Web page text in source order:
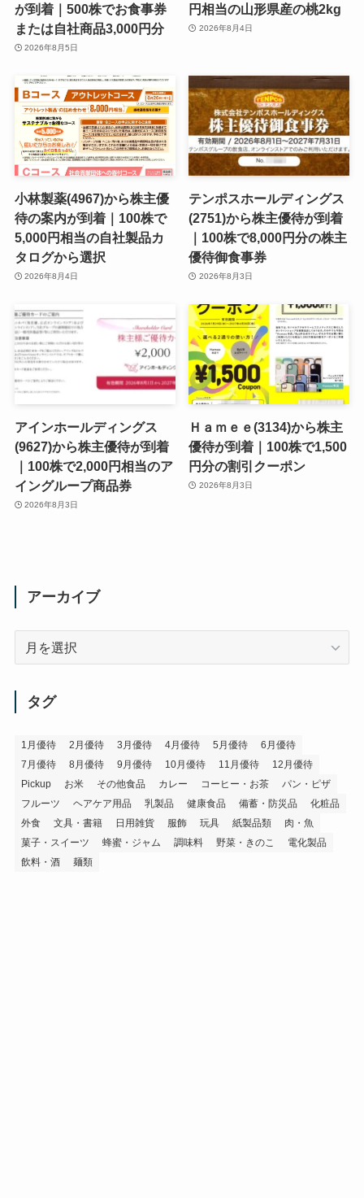
が到着｜500株でお食事券
または自社商品3,000円分
2026年8月5日
円相当の山形県産の桃2kg
2026年8月4日
小林製薬(4967)から株主優
待の案内が到着｜100株で
5,000円相当の自社製品カ
タログから選択
2026年8月4日
テンポスホールディングス
(2751)から株主優待が到着
｜100株で8,000円分の株主
優待御食事券
2026年8月3日
アインホールディングス
(9627)から株主優待が到着
｜100株で2,000円相当のア
イングループ商品券
2026年8月3日
Ｈａｍｅｅ(3134)から株主
優待が到着｜100株で1,500
円分の割引クーポン
2026年8月3日
アーカイブ
タグ
1月優待 2月優待 3月優待 4月優待 5月優待
6月優待
7月優待
8月優待 9月優待 10月優待 11月優待
12月優待
Pickup
お米 その他食品 カレー コーヒー・お茶
パン・ピザ
フルーツ
ヘアケア用品 乳製品 健康食品 備蓄・防災品
化粧品
外食
文具・書籍 日用雑貨 服飾 玩具 紙製品類
肉・魚
菓子・スイーツ
蜂蜜・ジャム 調味料 野菜・きのこ
電化製品
飲料・酒
麺類